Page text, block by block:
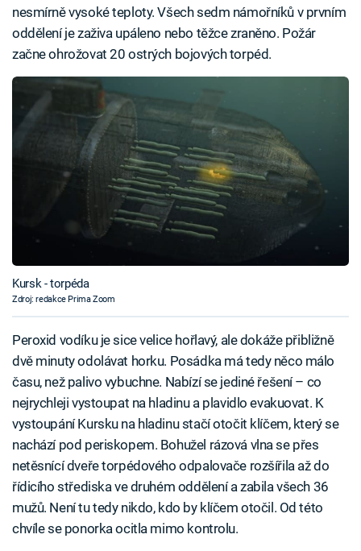
nesmírně vysoké teploty. Všech sedm námořníků v prvním
oddělení je zaživa upáleno nebo těžce zraněno. Požár
začne ohrožovat 20 ostrých bojových torpéd.
Kursk - torpéda
Zdroj: redakce Prima Zoom
Peroxid vodíku je sice velice hořlavý, ale dokáže přibližně
dvě minuty odolávat horku. Posádka má tedy něco málo
času, než palivo vybuchne. Nabízí se jediné řešení – co
nejrychleji vystoupat na hladinu a plavidlo evakuovat. K
vystoupání Kursku na hladinu stačí otočit klíčem, který se
nachází pod periskopem. Bohužel rázová vlna se přes
netěsnící dveře torpédového odpalovače rozšířila až do
řídicího střediska ve druhém oddělení a zabila všech 36
mužů. Není tu tedy nikdo, kdo by klíčem otočil. Od této
chvíle se ponorka ocitla mimo kontrolu.